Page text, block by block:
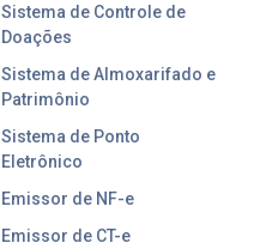
Sistema de Controle de
Doações
Sistema de Almoxarifado e
Patrimônio
Sistema de Ponto
Eletrônico
Emissor de NF-e
Emissor de CT-e